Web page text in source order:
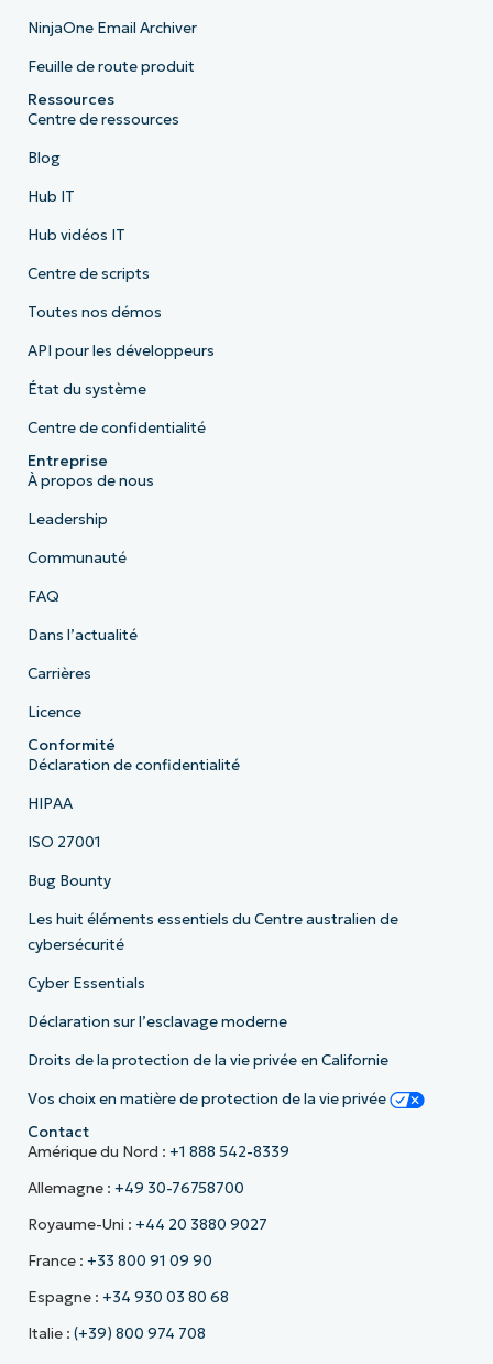
NinjaOne Email Archiver
Feuille de route produit
Ressources
Centre de ressources
Blog
Hub IT
Hub vidéos IT
Centre de scripts
Toutes nos démos
API pour les développeurs
État du système
Centre de confidentialité
Entreprise
À propos de nous
Leadership
Communauté
FAQ
Dans l’actualité
Carrières
Licence
Conformité
Déclaration de confidentialité
HIPAA
ISO 27001
Bug Bounty
Les huit éléments essentiels du Centre australien de
cybersécurité
Cyber Essentials
Déclaration sur l’esclavage moderne
Droits de la protection de la vie privée en Californie
Vos choix en matière de protection de la vie privée
Contact
Amérique du Nord : +1 888 542-8339
Allemagne : +49 30-76758700
Royaume-Uni : +44 20 3880 9027
France : +33 800 91 09 90
Espagne : +34 930 03 80 68
Italie : (+39) 800 974 708